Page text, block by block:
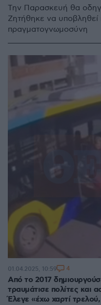
Την Παρασκευή θα
Ζητήθηκε να υποβληθεί
πραγματογνωμοσύνη
Από το 2017
τραυμάτισε πολίτες και
Έλεγε «έχω χαρτί
01.04.2025, 10:59 4